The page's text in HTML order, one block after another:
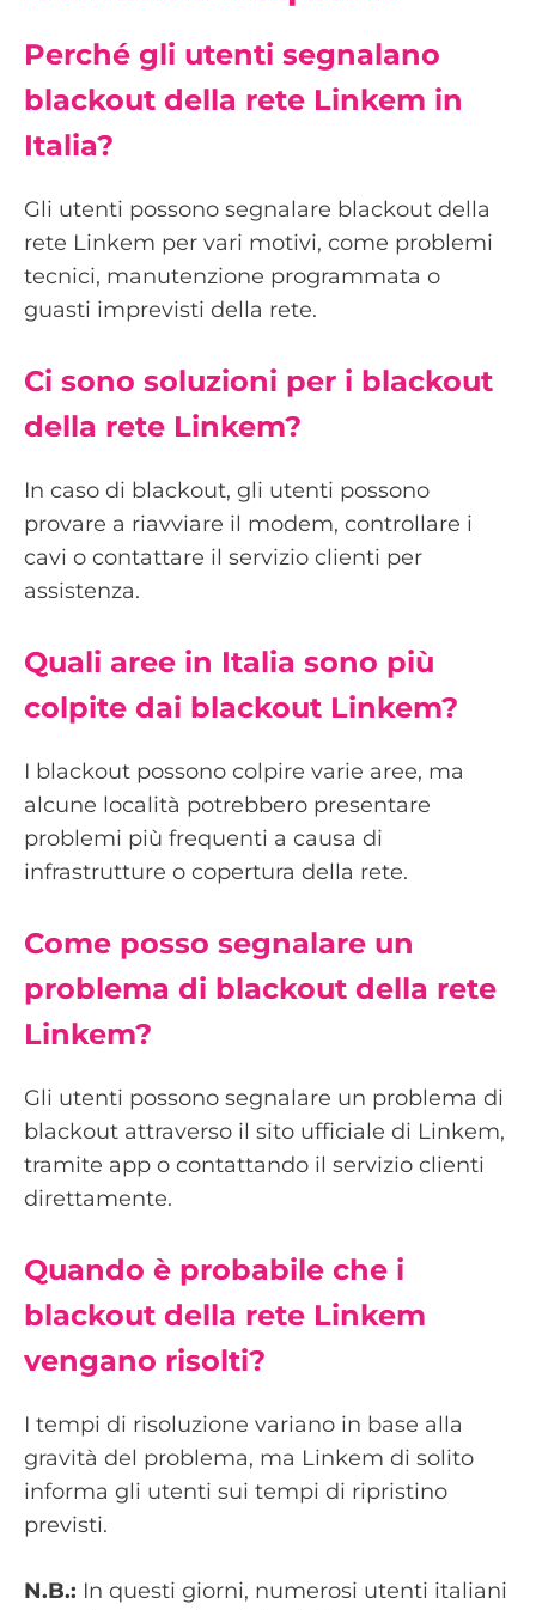
Perché gli utenti segnalano
blackout della rete Linkem in
Italia?
Gli utenti possono segnalare blackout della
rete Linkem per vari motivi, come problemi
tecnici, manutenzione programmata o
guasti imprevisti della rete.
Ci sono soluzioni per i blackout
della rete Linkem?
In caso di blackout, gli utenti possono
provare a riavviare il modem, controllare i
cavi o contattare il servizio clienti per
assistenza.
Quali aree in Italia sono più
colpite dai blackout Linkem?
I blackout possono colpire varie aree, ma
alcune località potrebbero presentare
problemi più frequenti a causa di
infrastrutture o copertura della rete.
Come posso segnalare un
problema di blackout della rete
Linkem?
Gli utenti possono segnalare un problema di
blackout attraverso il sito ufficiale di Linkem,
tramite app o contattando il servizio clienti
direttamente.
Quando è probabile che i
blackout della rete Linkem
vengano risolti?
I tempi di risoluzione variano in base alla
gravità del problema, ma Linkem di solito
informa gli utenti sui tempi di ripristino
previsti.
N.B.: In questi giorni, numerosi utenti italiani